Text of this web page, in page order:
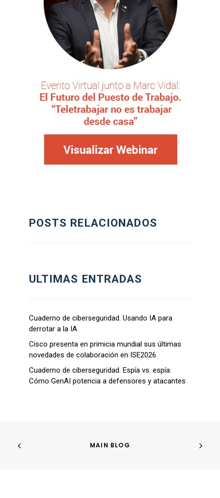
POSTS RELACIONADOS
ULTIMAS ENTRADAS
Cuaderno de ciberseguridad. Usando IA para
derrotar a la IA
Cisco presenta en primicia mundial sus últimas
novedades de colaboración en ISE2026
Cuaderno de ciberseguridad. Espía vs. espía:
Cómo GenAI potencia a defensores y atacantes
MAIN BLOG